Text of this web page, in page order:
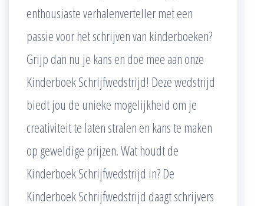
enthousiaste verhalenverteller met een
passie voor het schrijven van kinderboeken?
Grijp dan nu je kans en doe mee aan onze
Kinderboek Schrijfwedstrijd! Deze wedstrijd
biedt jou de unieke mogelijkheid om je
creativiteit te laten stralen en kans te maken
op geweldige prijzen. Wat houdt de
Kinderboek Schrijfwedstrijd in? De
Kinderboek Schrijfwedstrijd daagt schrijvers